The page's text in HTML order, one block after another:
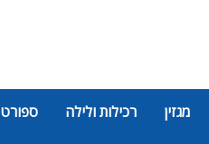
מגזין רכילות ולילה ספורט